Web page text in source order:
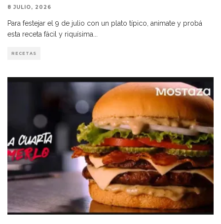
8 JULIO, 2026
Para festejar el 9 de julio con un plato típico, animate y probá
esta receta fácil y riquísima
RECETAS